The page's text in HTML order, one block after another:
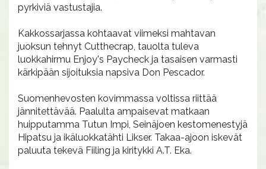
pyrkiviä vastustajia.
Kakkossarjassa kohtaavat viimeksi mahtavan
juoksun tehnyt Cutthecrap, tauolta tuleva
luokkahirmu Enjoy's Paycheck ja tasaisen varmasti
kärkipään sijoituksia napsiva Don Pescador.
Suomenhevosten kovimmassa voltissa riittää
jännitettävää. Paalulta ampaisevat matkaan
huipputamma Tutun Impi, Seinäjoen kestomenestyjä
Hipatsu ja ikäluokkatähti Likser. Takaa-ajoon iskevät
paluuta tekevä Fiiling ja kiritykki A.T. Eka.